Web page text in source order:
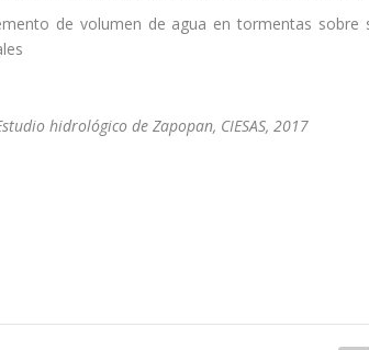
de volumen de agua en tormentas
hidrológico de Zapopan, CIESAS, 2017